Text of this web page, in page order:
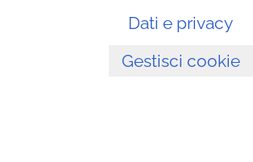
Dati e privacy
Gestisci cookie